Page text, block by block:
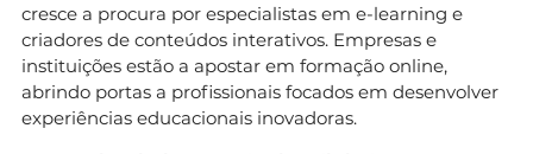
cresce a procura por especialistas em e-learning e
criadores de conteúdos interativos. Empresas e
instituições estão a apostar em formação online,
abrindo portas a profissionais focados em desenvolver
experiências educacionais inovadoras.